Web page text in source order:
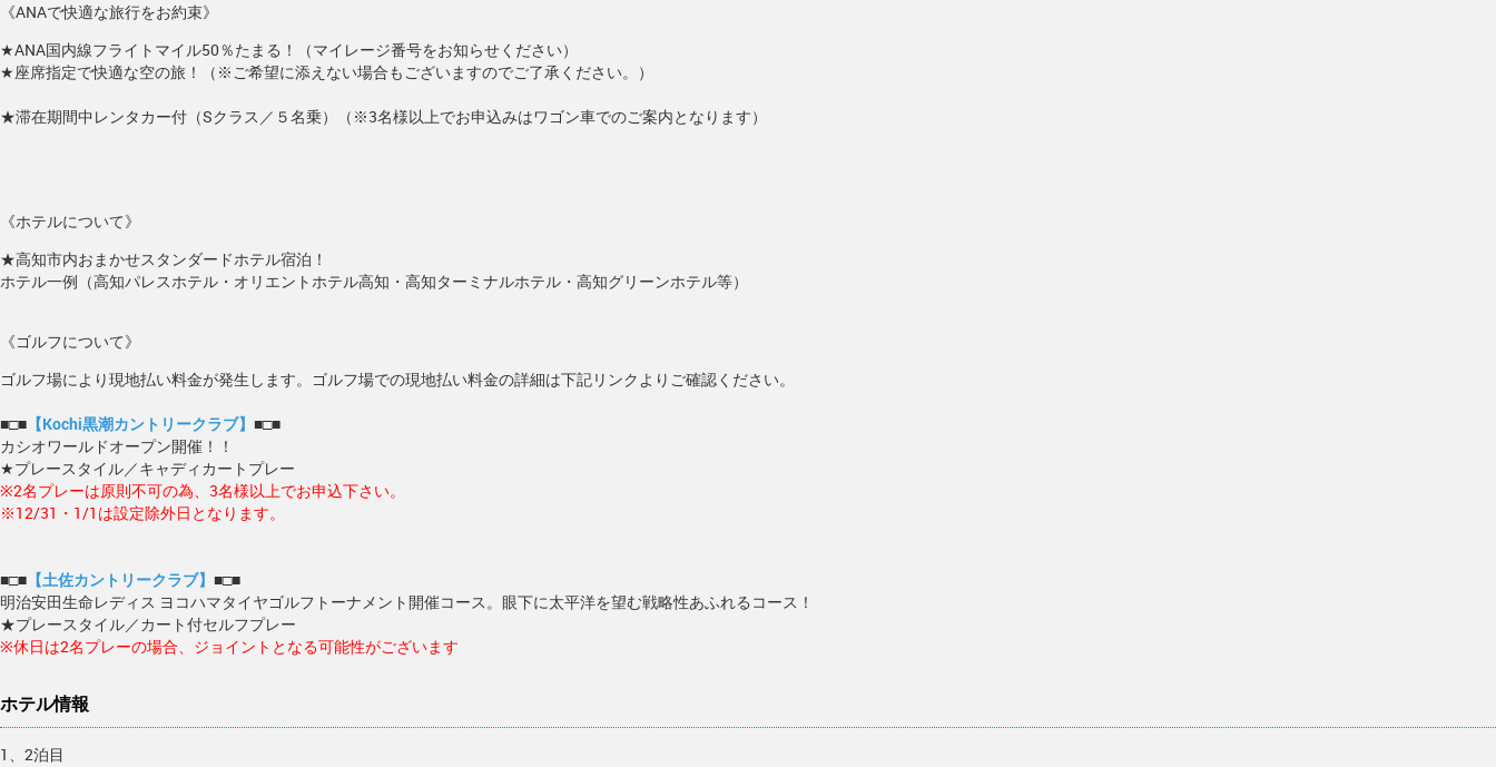
《ANAで快適な旅行をお約束》
★ANA国内線フライトマイル50％たまる！（マイレージ番号をお知らせください）
★座席指定で快適な空の旅！（※ご希望に添えない場合もございますのでご了承ください。）
★滞在期間中レンタカー付（Sクラス／５名乗）（※3名様以上でお申込みはワゴン車でのご案内となります）
《ホテルについて》
★高知市内おまかせスタンダードホテル宿泊！
ホテル一例（高知パレスホテル・オリエントホテル高知・高知ターミナルホテル・高知グリーンホテル等）
《ゴルフについて》
ゴルフ場により現地払い料金が発生します。ゴルフ場での現地払い料金の詳細は下記リンクよりご確認ください。
■□■ 【Kochi黒潮カントリークラブ】 ■□■
カシオワールドオープン開催！！
★プレースタイル／キャディカートプレー
※2名プレーは原則不可の為、3名様以上でお申込下さい。
※12/31・1/1は設定除外日となります。
■□■ 【土佐カントリークラブ】 ■□■
明治安田生命レディス ヨコハマタイヤゴルフトーナメント開催コース。眼下に太平洋を望む戦略性あふれるコース！
★プレースタイル／カート付セルフプレー
※休日は2名プレーの場合、ジョイントとなる可能性がございます
ホテル情報
1、2泊目